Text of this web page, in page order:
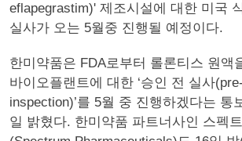
eflapegrastim)' 제조시설에 대한 미국
실사가 오는 5월중 진행될 예정이다.
한미약품은 FDA로부터 롤론티스 원액
바이오플랜트에 대한 ‘승인 전 실사
inspection)’를 5월 중 진행하겠다는 통
일 밝혔다. 한미약품 파트너사인 스펙